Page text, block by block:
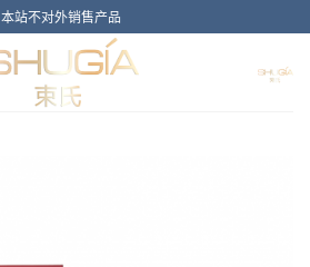
本站不对外销售产品